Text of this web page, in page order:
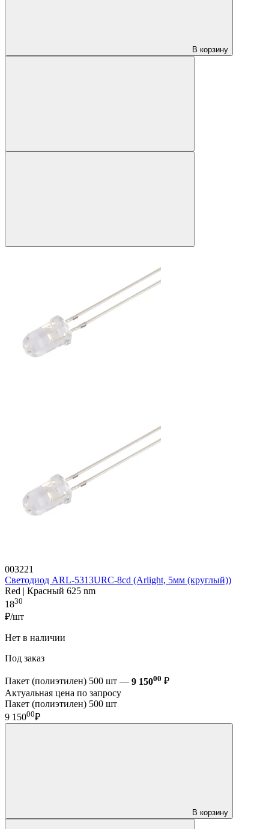
В корзину
003221
Светодиод ARL-5313URC-8cd (Arlight, 5мм (круглый))
Red | Красный 625 nm
1830
₽/шт
Нет в наличии
Под заказ
Пакет (полиэтилен) 500 шт — 9 15000 ₽
Актуальная цена по запросу
Пакет (полиэтилен) 500 шт
9 15000₽
В корзину